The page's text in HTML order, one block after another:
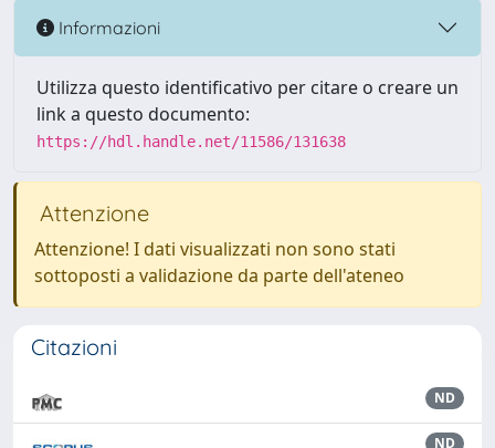
Informazioni
Utilizza questo identificativo per citare o creare un
link a questo documento:
https://hdl.handle.net/11586/131638
Attenzione
Attenzione! I dati visualizzati non sono stati
sottoposti a validazione da parte dell'ateneo
Citazioni
ND
ND